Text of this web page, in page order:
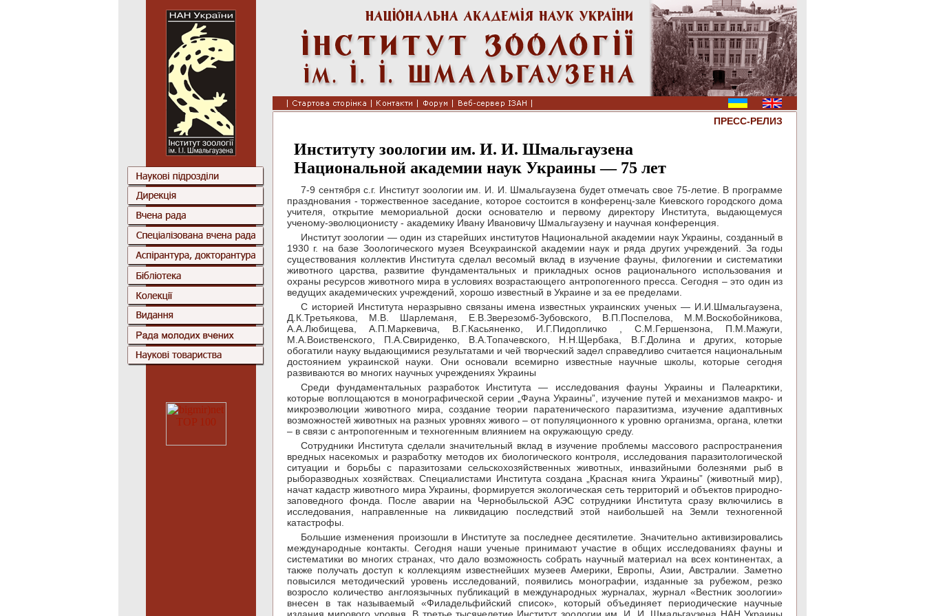
ПРЕСС-РЕЛИЗ
Институту зоологии им. И. И. Шмальгаузена
Национальной академии наук Украины — 75 лет
7-9 сентября с.г. Институт зоологии им. И. И. Шмальгаузена будет отмечать свое 75-летие. В программе
празднования - торжественное заседание, которое состоится в конференц-зале Киевского городского дома
учителя, открытие мемориальной доски основателю и первому директору Института, выдающемуся
ученому-эволюционисту - академику Ивану Ивановичу Шмальгаузену и научная конференция.
Институт зоологии — один из старейших институтов Национальной академии наук Украины, созданный в
1930 г. на базе Зоологического музея Всеукраинской академии наук и ряда других учреждений. За годы
существования коллектив Института сделал весомый вклад в изучение фауны, филогении и систематики
животного царства, развитие фундаментальных и прикладных основ рационального использования и
охраны ресурсов животного мира в условиях возрастающего антропогенного пресса. Сегодня – это один из
ведущих академических учреждений, хорошо известный в Украине и за ее пределами.
С историей Института неразрывно связаны имена известных украинских ученых — И.И.Шмальгаузена,
Д.К.Третьякова, М.В. Шарлеманя, Е.В.Зверезомб-Зубовского, В.П.Поспелова, М.М.Воскобойникова,
А.А.Любищева, А.П.Маркевича, В.Г.Касьяненко, И.Г.Пидопличко , С.М.Гершензона, П.М.Мажуги,
М.А.Воиственского, П.А.Свириденко, В.А.Топачевского, Н.Н.Щербака, В.Г.Долина и других, которые
обогатили науку выдающимися результатами и чей творческий задел справедливо считается национальным
достоянием украинской науки. Они основали всемирно известные научные школы, которые сегодня
развиваются во многих научных учреждениях Украины
Среди фундаментальных разработок Института — исследования фауны Украины и Палеарктики,
которые воплощаются в монографической серии „Фауна Украины”, изучение путей и механизмов макро- и
микроэволюции животного мира, создание теории паратенического паразитизма, изучение адаптивных
возможностей животных на разных уровнях живого – от популяционного к уровню организма, органа, клетки
– в связи с антропогенным и техногенным влиянием на окружающую среду.
Сотрудники Института сделали значительный вклад в изучение проблемы массового распространения
вредных насекомых и разработку методов их биологического контроля, исследования паразитологической
ситуации и борьбы с паразитозами сельскохозяйственных животных, инвазийными болезнями рыб в
рыборазводных хозяйствах. Специалистами Института создана „Красная книга Украины” (животный мир),
начат кадастр животного мира Украины, формируется экологическая сеть территорий и объектов природно-
заповедного фонда. После аварии на Чернобыльской АЭС сотрудники Института сразу включились в
исследования, направленные на ликвидацию последствий этой наибольшей на Земли техногенной
катастрофы.
Большие изменения произошли в Институте за последнее десятилетие. Значительно активизировались
международные контакты. Сегодня наши ученые принимают участие в общих исследованиях фауны и
систематики во многих странах, что дало возможность собрать научный материал на всех континентах, а
также получать доступ к коллекциям известнейших музеев Америки, Европы, Азии, Австралии. Заметно
повысился методический уровень исследований, появились монографии, изданные за рубежом, резко
возросло количество англоязычных публикаций в международных журналах, журнал «Вестник зоологии»
внесен в так называемый «Филадельфийский список», который объединяет периодические научные